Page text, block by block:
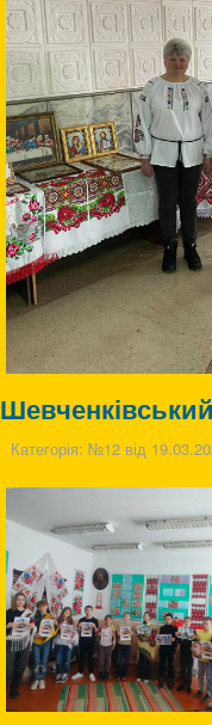
Категорія: №12 від